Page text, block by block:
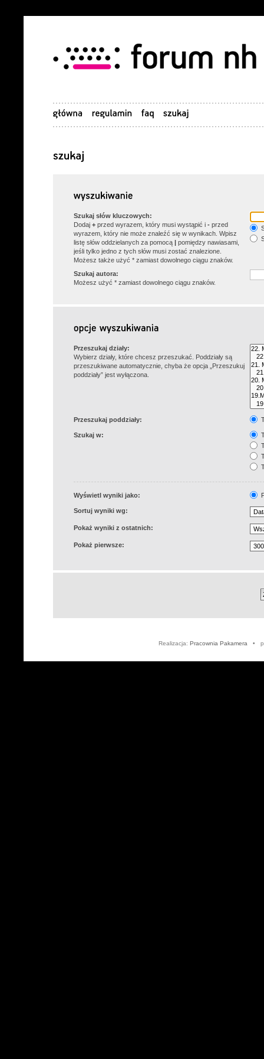
Szukaj słów kluczowych:
Dodaj + przed wyrazem, który musi wystąpić i - przed
wyrazem, który nie może znaleźć się w wynikach. Wpisz
listę słów oddzielanych za pomocą
pomiędzy nawiasami,
jeśli tylko jedno z tych słów musi zostać znalezione.
Możesz także użyć * zamiast dowolnego ciągu znaków.
Szukaj autora:
Możesz użyć * zamiast dowolnego ciągu znaków.
Przeszukaj działy:
Wybierz działy, które chcesz przeszukać. Poddziały są
przeszukiwane automatycznie, chyba że opcja „Przeszukuj
poddziały” jest wyłączona.
Przeszukaj poddziały:
Szukaj w:
Wyświetl wyniki jako:
Sortuj wyniki wg:
Pokaż wyniki z ostatnich:
Pokaż pierwsze:
Realizacja: Pracownia Pakamera •